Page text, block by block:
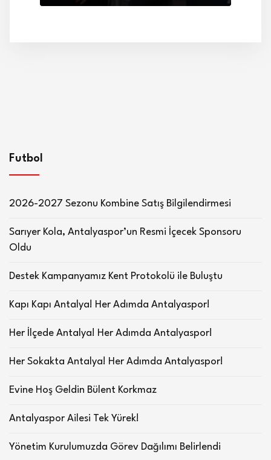
Futbol
2026-2027 Sezonu Kombine Satış Bilgilendirmesi
Sarıyer Kola, Antalyaspor’un Resmi İçecek Sponsoru
Oldu
Destek Kampanyamız Kent Protokolü ile Buluştu
Kapı Kapı Antalya! Her Adımda Antalyaspor!
Her İlçede Antalya! Her Adımda Antalyaspor!
Her Sokakta Antalya! Her Adımda Antalyaspor!
Evine Hoş Geldin Bülent Korkmaz
Antalyaspor Ailesi Tek Yürek!
Yönetim Kurulumuzda Görev Dağılımı Belirlendi